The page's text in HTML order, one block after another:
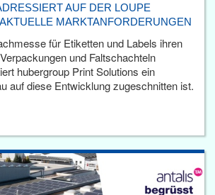
AUF DER LOUPE
MARKTANFORDERUNGEN
für Etiketten und Labels ihren
und Faltschachteln
hubergroup Print Solutions ein
auf diese Entwicklung zugeschnitten ist.